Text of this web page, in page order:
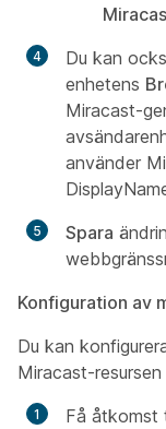
Du kan
enhetens
Miracast-
använder
Spara
Konfiguration av
Du kan
Miracast-
Få åtkomst